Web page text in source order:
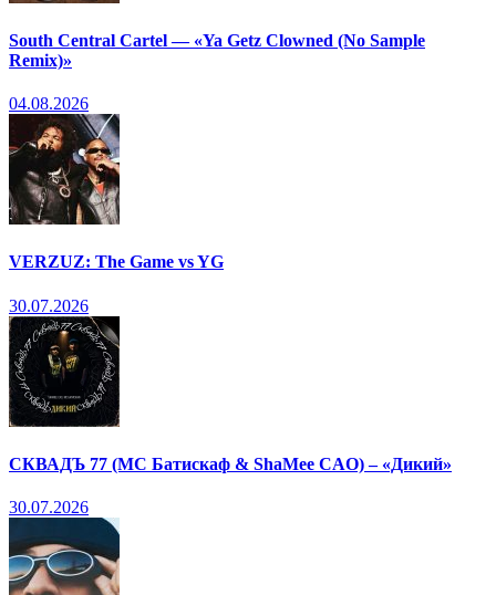
South Central Cartel — «Ya Getz Clowned (No Sample
Remix)»
04.08.2026
VERZUZ: The Game vs YG
30.07.2026
СКВАДЪ 77 (МС Батискаф & ShaMee CAO) – «Дикий»
30.07.2026